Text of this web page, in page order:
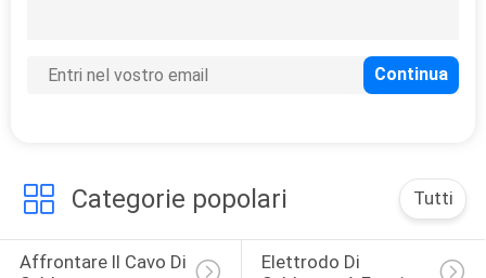
saldatura a
sovrapposizione
28
Categorie popolari Tutti
Affrontare Il Cavo Di
Elettrodo Di